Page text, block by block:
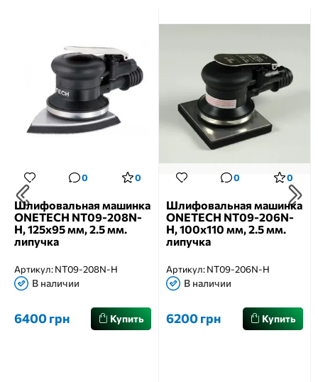
0 0
Шлифовальная машинка
ONETECH NT09-208N-
H, 125x95 мм, 2.5 мм.
липучка
Артикул:NT09-208N-H
В наличии
6400 грн Купить
0 0
Шлифовальная машинка
ONETECH NT09-206N-
H, 100x110 мм, 2.5 мм.
липучка
Артикул:NT09-206N-H
В наличии
6200 грн Купить